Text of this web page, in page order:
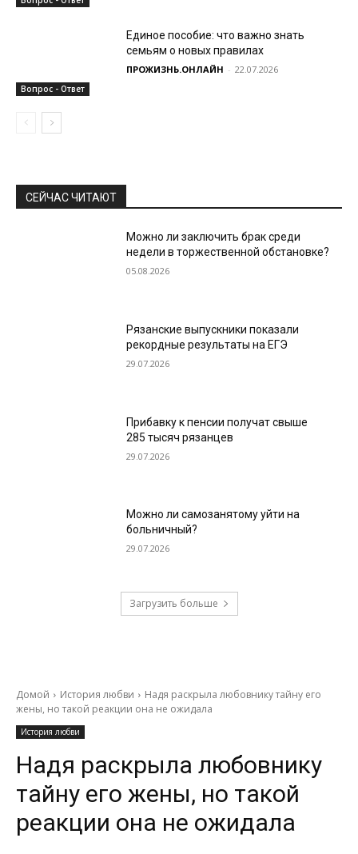
Вопрос - Ответ
Единое пособие: что важно знать
семьям о новых правилах
ПРОЖИЗНЬ.ОНЛАЙН - 22.07.2026
СЕЙЧАС ЧИТАЮТ
Можно ли заключить брак среди
недели в торжественной обстановке?
05.08.2026
Рязанские выпускники показали
рекордные результаты на ЕГЭ
29.07.2026
Прибавку к пенсии получат свыше
285 тысяч рязанцев
29.07.2026
Можно ли самозанятому уйти на
больничный?
29.07.2026
Загрузить больше